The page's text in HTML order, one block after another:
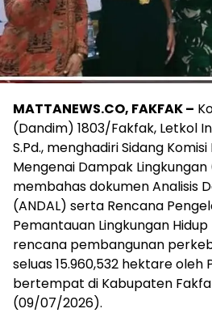
MATTANEWS.CO, FAKFAK –
(Dandim) 1803/Fakfak, Letkol
S.Pd., menghadiri Sidang
Mengenai Dampak Lingkungan
membahas dokumen Analisis
(ANDAL) serta Rencana
Pemantauan Lingkungan
rencana pembangunan
seluas 15.960,532 hektare oleh
bertempat di Kabupaten
(09/07/2026).